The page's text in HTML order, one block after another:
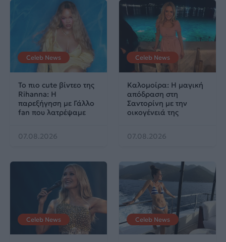
Celeb News
Το πιο cute βίντεο της
Rihanna: Η
παρεξήγηση με Γάλλο
fan που λατρέψαμε
07.08.2026
Celeb News
Καλομοίρα: Η μαγική
απόδραση στη
Σαντορίνη με την
οικογένειά της
07.08.2026
Celeb News Celeb News